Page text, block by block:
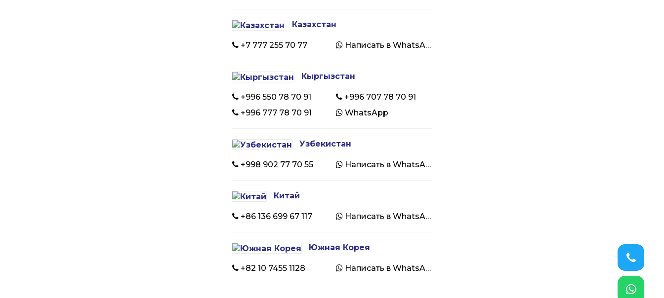
Казахстан
+7 777 255 70 77 Написать в WhatsApp
Кыргызстан
+996 550 78 70 91
+996 707 78 70 91
+996 777 78 70 91
WhatsApp
Узбекистан
+998 902 77 70 55 Написать в WhatsApp
Китай
+86 136 699 67 117 Написать в WhatsApp
Южная Корея
+82 10 7455 1128 Написать в WhatsApp